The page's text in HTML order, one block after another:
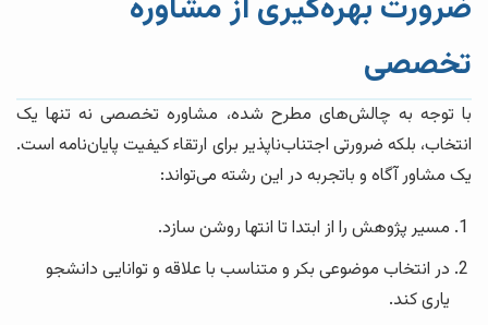
تخصصی
با توجه به چالش‌های مطرح شده، مشاوره تخصصی نه تنها یک
انتخاب، بلکه ضرورتی اجتناب‌ناپذیر برای ارتقاء کیفیت پایان‌نامه است.
یک مشاور آگاه و باتجربه در این رشته می‌تواند:
مسیر پژوهش را از ابتدا تا انتها روشن سازد.
در انتخاب موضوعی بکر و متناسب با علاقه و توانایی دانشجو
یاری کند.